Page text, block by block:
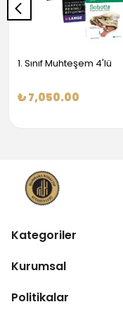
1. Sınıf Muhteşem 4'lü
₺ 7,050.00
Kategoriler
Kurumsal
Politikalar